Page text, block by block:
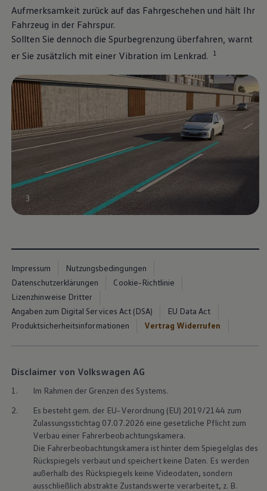
Magazin
Lifestyle
Transport
Familie
Elektromobilität
Pannen- und Unfallhilfe
Volkswagen Kundenbetreuung
Aufmerksamkeit zurück auf das Fahrgeschehen und hält Ihr
Fahrzeug in der Fahrspur.
Sollten Sie dennoch die Spurbegrenzung überfahren, warnt
er Sie zusätzlich mit einer Vibration im Lenkrad.
1
3
Impressum
Nutzungsbedingungen
Datenschutzerklärungen
Cookie-Richtlinie
Lizenzhinweise Dritter
Angaben zum Digital Services Act (DSA)
EU Data Act
Produktsicherheitsinformationen
Vertrag Widerrufen
Disclaimer von Volkswagen AG
1.
Im Rahmen der Grenzen des Systems.
2.
Es besteht gem. der EU-Verordnung (EU) 2019/2144 zum
Zulassungsstichtag 07.07.2026 eine gesetzliche Pflicht zum
Verbau einer Fahrerbeobachtungskamera.
Die Fahrerbeobachtungskamera ist hinter dem Spiegelglas des
Rückspiegels verbaut und speichert keine Daten. Es werden
außerhalb des Rückspiegels keine Videodaten, sondern
ausschließlich abstrakte Zustandswerte verarbeitet, z. B.